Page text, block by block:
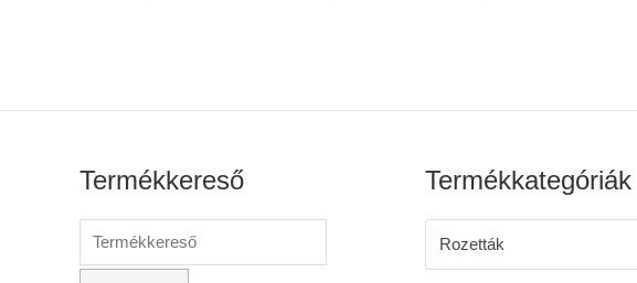
Termékkereső Termékkategóriák
Rozetták